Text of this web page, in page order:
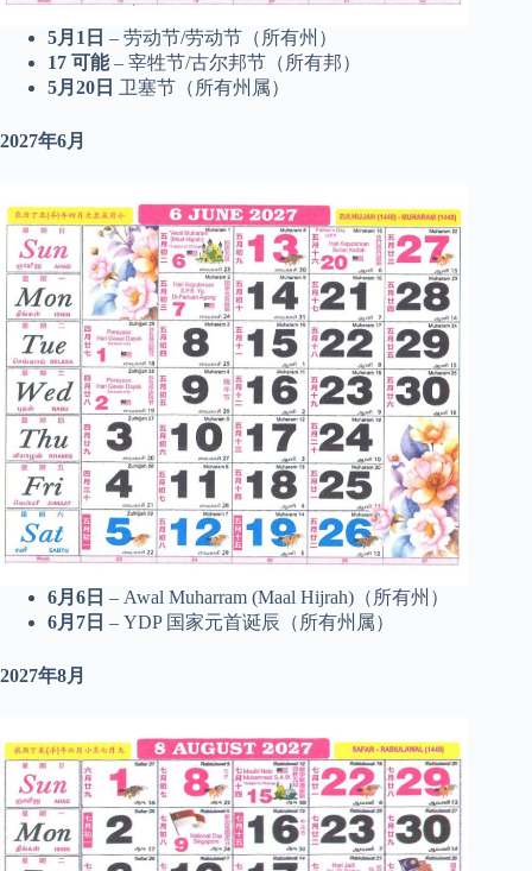
5月1日 – 劳动节/劳动节（所有州）
17 可能– 宰牲节/古尔邦节（所有邦）
5月20日 卫塞节（所有州属）
2027年6月
6月6日 – Awal Muharram (Maal Hijrah)（所有州）
6月7日 – YDP 国家元首诞辰（所有州属）
2027年8月